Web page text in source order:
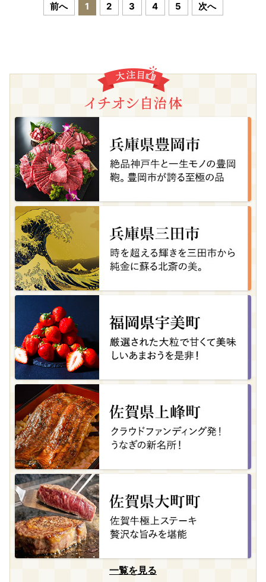
前へ 1 2 3 4 5 次へ
一覧を見る